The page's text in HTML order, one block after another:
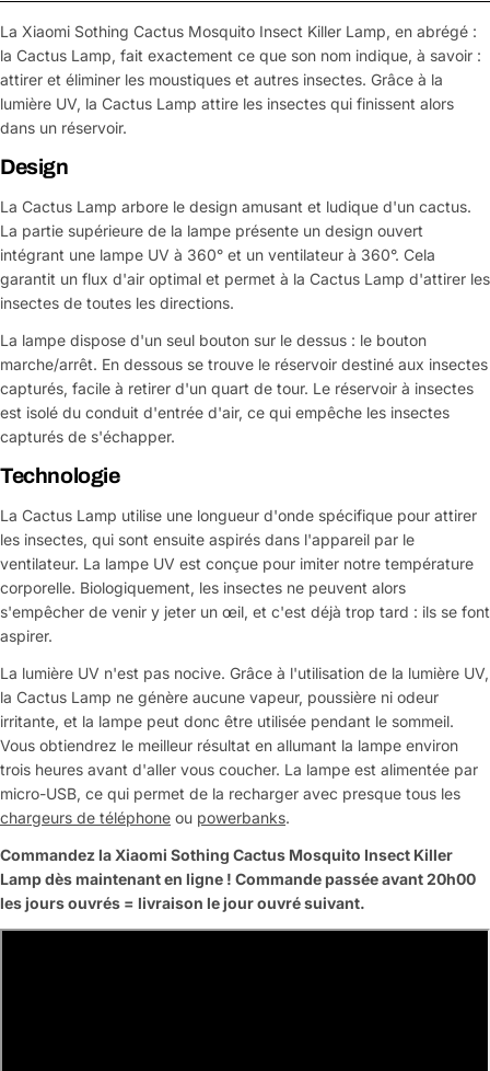
La Xiaomi Sothing Cactus Mosquito Insect Killer Lamp, en abrégé :
la Cactus Lamp, fait exactement ce que son nom indique, à savoir :
attirer et éliminer les moustiques et autres insectes. Grâce à la
lumière UV, la Cactus Lamp attire les insectes qui finissent alors
dans un réservoir.
Design
La Cactus Lamp arbore le design amusant et ludique d'un cactus.
La partie supérieure de la lampe présente un design ouvert
intégrant une lampe UV à 360° et un ventilateur à 360°. Cela
garantit un flux d'air optimal et permet à la Cactus Lamp d'attirer les
insectes de toutes les directions.
La lampe dispose d'un seul bouton sur le dessus : le bouton
marche/arrêt. En dessous se trouve le réservoir destiné aux insectes
capturés, facile à retirer d'un quart de tour. Le réservoir à insectes
est isolé du conduit d'entrée d'air, ce qui empêche les insectes
capturés de s'échapper.
Technologie
La Cactus Lamp utilise une longueur d'onde spécifique pour attirer
les insectes, qui sont ensuite aspirés dans l'appareil par le
ventilateur. La lampe UV est conçue pour imiter notre température
corporelle. Biologiquement, les insectes ne peuvent alors
s'empêcher de venir y jeter un œil, et c'est déjà trop tard : ils se font
aspirer.
La lumière UV n'est pas nocive. Grâce à l'utilisation de la lumière UV,
la Cactus Lamp ne génère aucune vapeur, poussière ni odeur
irritante, et la lampe peut donc être utilisée pendant le sommeil.
Vous obtiendrez le meilleur résultat en allumant la lampe environ
trois heures avant d'aller vous coucher. La lampe est alimentée par
micro-USB, ce qui permet de la recharger avec presque tous les
chargeurs de téléphone ou powerbanks.
Commandez la Xiaomi Sothing Cactus Mosquito Insect Killer
Lampdès maintenant en ligne ! Commande passée avant 20h00
les jours ouvrés = livraison le jour ouvré suivant.